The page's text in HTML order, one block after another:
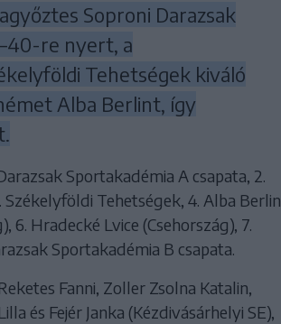
Soproni Darazsak
re nyert, a
Tehetségek kiváló
Alba Berlint, így
Sportakadémia A csapata, 2.
Tehetségek, 4. Alba Berlin
6. Hradecké Lvice (Csehország), 7.
Sportakadémia B csapata.
Fanni, Zoller Zsolna Katalin,
és Fejér Janka (Kézdivásárhelyi SE),